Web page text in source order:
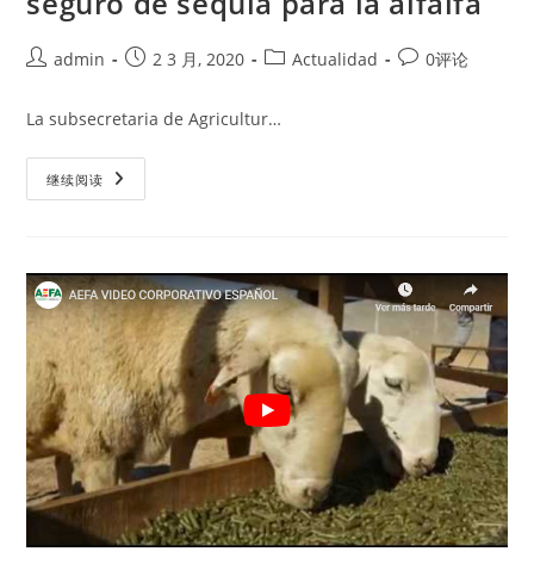
Postadmin
Post2 3 月, 2020
PostActualidad
Post0评论
La subsecretaria de Agricultur…
继续阅读 El
Gobierno
De
Sequía
Para
La
Alfalfa